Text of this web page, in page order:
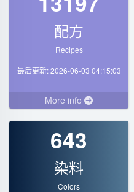
配方
Recipes
最后更新: 2026-06-03 04:15:03
More info
643
染料
Colors